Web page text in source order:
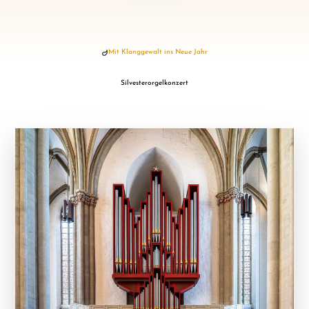
Mit Klanggewalt ins Neue Jahr
Silvesterorgelkonzert